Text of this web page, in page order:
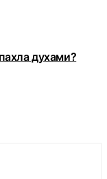
духами?